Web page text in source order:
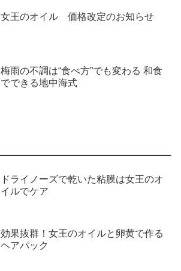
女王のオイル 価格改定のお知らせ
梅雨の不調は“食べ方”でも変わる 和食
でできる地中海式
ドライノーズで乾いた粘膜は女王のオ
イルでケア
効果抜群！女王のオイルと卵黄で作る
ヘアパック